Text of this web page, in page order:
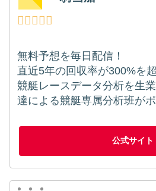
無料予想を毎日配信！
直近5年の回収率が300%を
競艇レースデータ分析を生
達による競艇専属分析班がポ
公式サイト